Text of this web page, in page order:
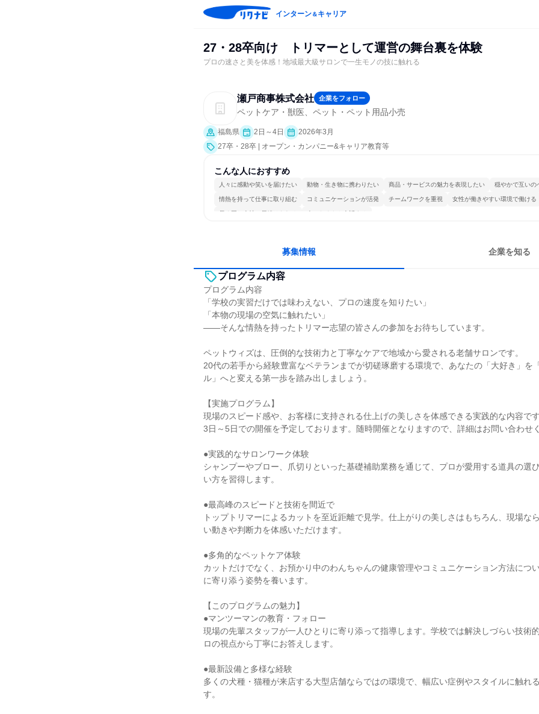
インターン＆キャリア
27・28卒向け トリマーとして運営の舞台裏を体験
プロの速さと美を体感！地域最大級サロンで一生モノの技に触れる
瀬戸商事株式会社 企業をフォロー
ペットケア・獣医、ペット・ペット用品小売
福島県 2日～4日
2026年3月
27卒・28卒 | オープン・カンパニー&キャリア教育等
こんな人におすすめ
人々に感動や笑いを届けたい 動物・生き物に携わりたい 商品・サービスの魅力を表現したい 穏やかで互いの
情熱を持って仕事に取り組む コミュニケーションが活発 チームワークを重視 女性が働きやすい環境で働ける
長く同じ会社に居続けられる 人とたくさん会話する
募集情報 企業を知る
プログラム内容
プログラム内容
「学校の実習だけでは味わえない、プロの速度を知りたい」
「本物の現場の空気に触れたい」
――そんな情熱を持ったトリマー志望の皆さんの参加をお待ちしています。
ペットウィズは、圧倒的な技術力と丁寧なケアで地域から愛される老舗サロンです。
20代の若手から経験豊富なベテランまでが切磋琢磨する環境で、あなたの「大好き」を
ル」へと変える第一歩を踏み出しましょう。
【実施プログラム】
現場のスピード感や、お客様に支持される仕上げの美しさを体感できる実践的な内容で
3日～5日での開催を予定しております。随時開催となりますので、詳細はお問い合わせ
●実践的なサロンワーク体験
シャンプーやブロー、爪切りといった基礎補助業務を通じて、プロが愛用する道具の選
い方を習得します。
●最高峰のスピードと技術を間近で
トップトリマーによるカットを至近距離で見学。仕上がりの美しさはもちろん、現場な
い動きや判断力を体感いただけます。
●多角的なペットケア体験
カットだけでなく、お預かり中のわんちゃんの健康管理やコミュニケーション方法につ
に寄り添う姿勢を養います。
【このプログラムの魅力】
●マンツーマンの教育・フォロー
現場の先輩スタッフが一人ひとりに寄り添って指導します。学校では解決しづらい技術
ロの視点から丁寧にお答えします。
●最新設備と多様な経験
多くの犬種・猫種が来店する大型店舗ならではの環境で、幅広い症例やスタイルに触れ
す。